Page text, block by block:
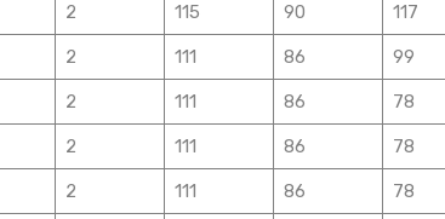
2 115 90 117
2 111 86 99
2 111 86 78
2 111 86 78
2 111 86 78